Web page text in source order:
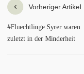
Vorheriger Artikel
#Fluechtlinge Syrer waren
zuletzt in der Minderheit